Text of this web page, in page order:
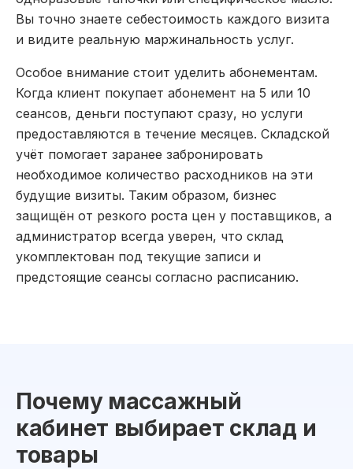
Вы точно знаете себестоимость каждого визита
и видите реальную маржинальность услуг.
Особое внимание стоит уделить абонементам.
Когда клиент покупает абонемент на 5 или 10
сеансов, деньги поступают сразу, но услуги
предоставляются в течение месяцев. Складской
учёт помогает заранее забронировать
необходимое количество расходников на эти
будущие визиты. Таким образом, бизнес
защищён от резкого роста цен у поставщиков, а
администратор всегда уверен, что склад
укомплектован под текущие записи и
предстоящие сеансы согласно расписанию.
Почему массажный
кабинет выбирает склад и
товары